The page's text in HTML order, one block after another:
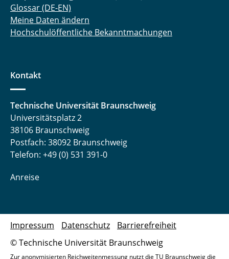
Glossar (DE-EN)
Meine Daten ändern
Hochschulöffentliche Bekanntmachungen
Kontakt
Technische Universität Braunschweig
Universitätsplatz 2
38106 Braunschweig
Postfach: 38092 Braunschweig
Telefon: +49 (0) 531 391-0
Anreise
© Technische Universität Braunschweig
Impressum Datenschutz Barrierefreiheit
Zur anonymisierten Reichweitenmessung nutzt die TU Braunschweig die